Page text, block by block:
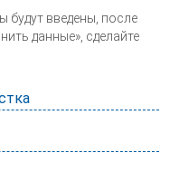
будут введены, после
данные», сделайте